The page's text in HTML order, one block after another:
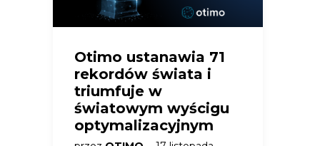
Otimo ustanawia 71
rekordów świata i
triumfuje w
światowym wyścigu
optymalizacyjnym